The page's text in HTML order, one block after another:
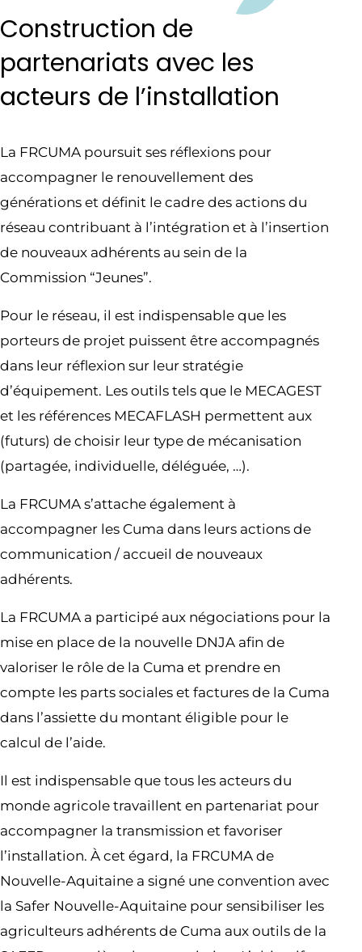
Construction de
partenariats avec les
acteurs de l’installation
La FRCUMA poursuit ses réflexions pour
accompagner le renouvellement des
générations et définit le cadre des actions du
réseau contribuant à l’intégration et à l’insertion
de nouveaux adhérents au sein de la
Commission “Jeunes”.
Pour le réseau, il est indispensable que les
porteurs de projet puissent être accompagnés
dans leur réflexion sur leur stratégie
d’équipement. Les outils tels que le MECAGEST
et les références MECAFLASH permettent aux
(futurs) de choisir leur type de mécanisation
(partagée, individuelle, déléguée, …).
La FRCUMA s’attache également à
accompagner les Cuma dans leurs actions de
communication / accueil de nouveaux
adhérents.
La FRCUMA a participé aux négociations pour la
mise en place de la nouvelle DNJA afin de
valoriser le rôle de la Cuma et prendre en
compte les parts sociales et factures de la Cuma
dans l’assiette du montant éligible pour le
calcul de l’aide.
Il est indispensable que tous les acteurs du
monde agricole travaillent en partenariat pour
accompagner la transmission et favoriser
l’installation. À cet égard, la FRCUMA de
Nouvelle-Aquitaine a signé une convention avec
la Safer Nouvelle-Aquitaine pour sensibiliser les
agriculteurs adhérents de Cuma aux outils de la